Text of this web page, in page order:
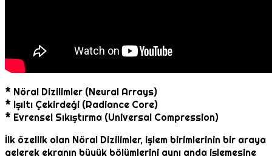
* Nöral Dizilimler (Neural Arrays)
* Işıltı Çekirdeği (Radiance Core)
* Evrensel Sıkıştırma (Universal Compression)
İlk özellik olan Nöral Dizilimler, işlem birimlerinin bir araya
gelerek ekranın büyük bölümlerini aynı anda işlemesine